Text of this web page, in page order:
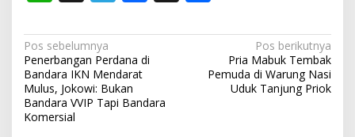
at
s
A
p
e
gr
a
m
e
b
o
o
re ar
e
N
a
v
i
Pos sebelumnya
Penerbangan Perdana di
Bandara IKN Mendarat
Mulus, Jokowi: Bukan
Bandara VVIP Tapi Bandara
Komersial
Pos berikutnya
Pria Mabuk Tembak
Pemuda di Warung Nasi
Uduk Tanjung Priok